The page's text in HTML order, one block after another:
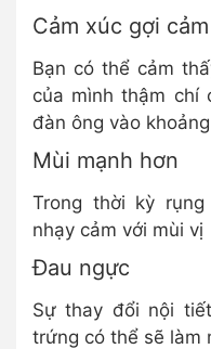
Cảm xúc gợi cảm
Bạn có thể cảm
của mình thậm chí
đàn ông vào
Mùi mạnh hơn
Trong thời kỳ
nhạy cảm với mùi vị
Đau ngực
Sự thay đổi nội
trứng có thể sẽ làm